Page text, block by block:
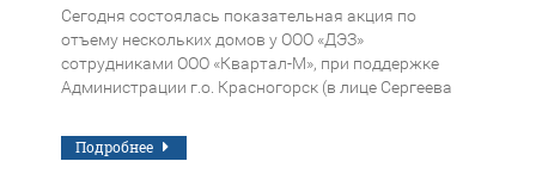
ЖИТЕЛЕЙ
Сегодня состоялась показательная акция по
отъему нескольких домов у ООО «ДЭЗ»
сотрудниками ООО «Квартал-М», при поддержке
Администрации г.о. Красногорск (в лице Сергеева
Подробнее